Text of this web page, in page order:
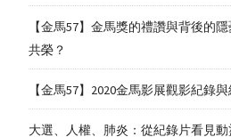
【金馬57】金馬獎的禮讚與背後的
共榮？
【金馬57】2020金馬影展觀影紀錄
大選、人權、肺炎：從紀錄片看見